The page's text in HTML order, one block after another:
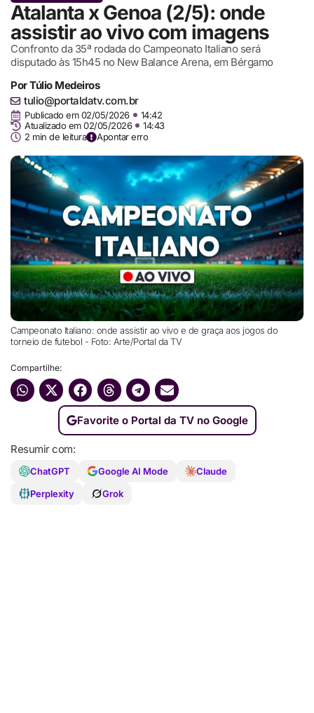
Atalanta x Genoa (2/5): onde
assistir ao vivo com imagens
Confronto da 35ª rodada do Campeonato Italiano será
disputado às 15h45 no New Balance Arena, em Bérgamo
PorTúlio Medeiros
tulio@portaldatv.com.br
Publicado em 02/05/2026
14:42
Atualizado em 02/05/2026
14:43
2 min de leitura
Apontar erro
Campeonato Italiano: onde assistir ao vivo e de graça aos jogos do
torneio de futebol - Foto: Arte/Portal da TV
Compartilhe:
Favorite o Portal da TV no Google
Resumir com:
ChatGPT Google AI Mode
Claude
Perplexity
Grok